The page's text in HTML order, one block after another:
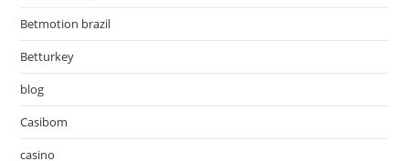
Betmotion brazil
Betturkey
blog
Casibom
casino